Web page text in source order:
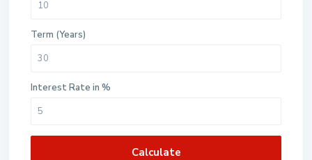
Term (Years)
Interest Rate in %
Calculate